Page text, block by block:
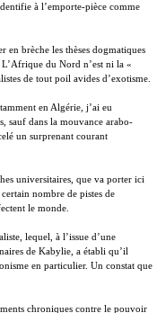
à l’emporte-pièce comme
brèche les thèses dogmatiques
du Nord n’est ni la «
de tout poil avides d’exotisme.
en Algérie, j’ai eu
sauf dans la mouvance arabo-
un surprenant courant
universitaires, que va porter ici
nombre de pistes de
le monde.
lequel, à l’issue d’une
de Kabylie, a établi qu’il
en particulier. Un constat que
chroniques contre le pouvoir